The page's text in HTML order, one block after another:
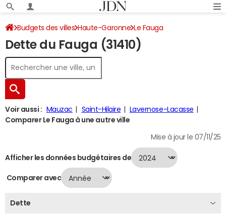
Budgets des villes Haute-Garonne Le Fauga
Dette au 31/12/2024
Dette du Fauga (31410)
Voir aussi : Mauzac Saint-Hilaire
Lavernose-Lacasse
Comparer Le Fauga à une autre ville
Mise à jour le 07/11/25
Afficher les données budgétaires de
Comparer avec
Dette